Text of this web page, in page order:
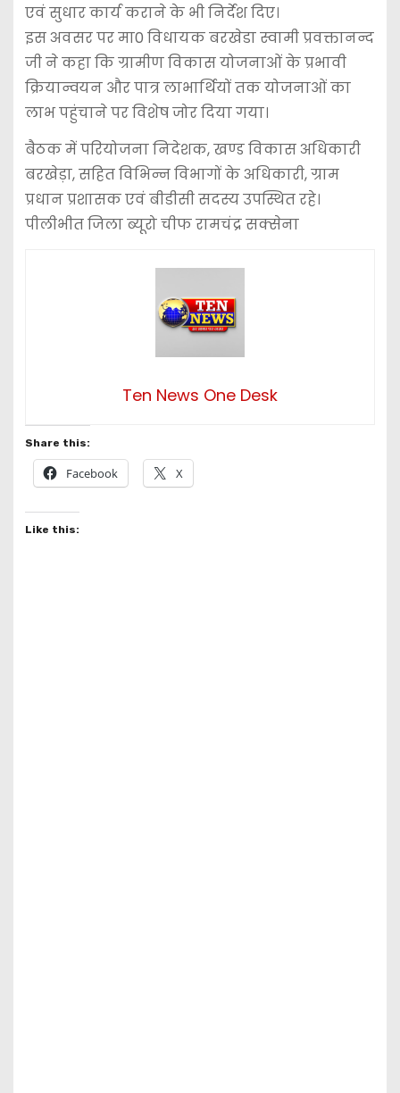
एवं सुधार कार्य कराने के भी निर्देश दिए।
इस अवसर पर मा0 विधायक बरखेडा स्वामी प्रवक्तानन्द
जी ने कहा कि ग्रामीण विकास योजनाओं के प्रभावी
क्रियान्वयन और पात्र लाभार्थियों तक योजनाओं का
लाभ पहुंचाने पर विशेष जोर दिया गया।
बैठक में परियोजना निदेशक, खण्ड विकास अधिकारी
बरखेड़ा, सहित विभिन्न विभागों के अधिकारी, ग्राम
प्रधान प्रशासक एवं बीडीसी सदस्य उपस्थित रहे।
पीलीभीत जिला ब्यूरो चीफ रामचंद्र सक्सेना
Ten News One Desk
Share this:
Facebook X
Like this: